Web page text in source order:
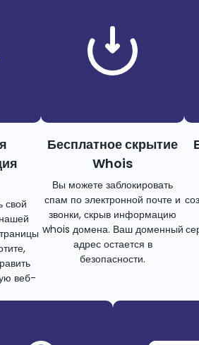
свой
веб-
Бесплатное скрытие
Whois
Вы можете заблокировать
спам по электронной почте и
звонки, скрыв информацию
whois домена. Ваш доменный
адрес остается в
безопасности.